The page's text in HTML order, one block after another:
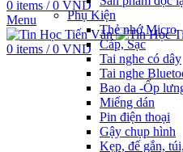
0 items / 0 VND
Menu
0 items / 0 VND
Phụ Kiện
Thẻ nhớ Micro
Cáp, Sạc
Tai nghe có dây
Tai nghe
Bao da -Ốp
Miếng dán
Pin điện thoại
Gậy chụp hình
Kẹp, đế gắn,